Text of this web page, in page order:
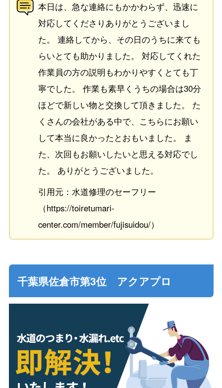
本日は、急な連絡にもかかわらず、迅速に
対応してくださりありがとうございまし
た。 連絡してから、その日のうちに来ても
らいとても助かりました。 対応してくれた
作業員の方の説明もわかりやすくとても丁
寧でした。 作業も素早くうちの場合は30分
ほどで新しい物と交換して頂きました。 た
くさんの会社がある中で、こちらにお願い
して本当に良かったとおもいました。 ま
た、次回もお願いしたいと思える対応でし
た。 ありがとうございました。
引用元：水道修理のセーフリー
（https://toiretumari-
center.com/member/fujisuidou/）
千葉県佐倉市第3位 アクアプロ